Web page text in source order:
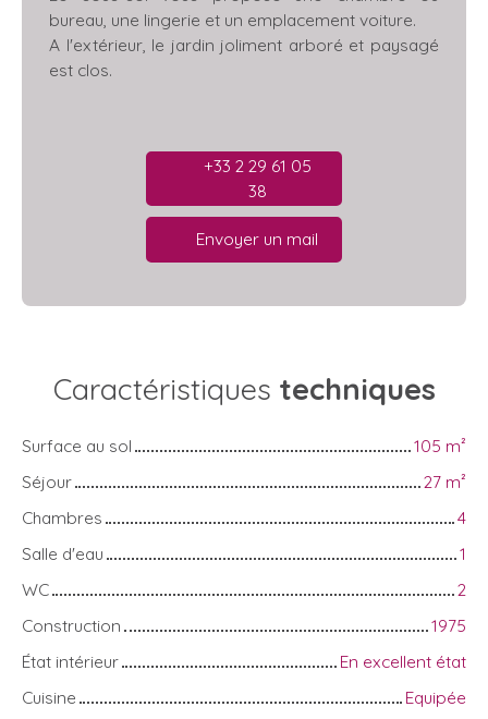
bureau, une lingerie et un emplacement voiture.
A l'extérieur, le jardin joliment arboré et paysagé
est clos.
+33 2 29 61 05
38
Envoyer un mail
Caractéristiques techniques
Surface au sol 105 m²
Séjour
27 m²
Chambres
4
Salle d'eau
1
WC
2
Construction
1975
État intérieur
En excellent état
Cuisine
Equipée